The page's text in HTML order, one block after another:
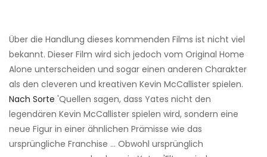
Über die Handlung dieses kommenden Films ist nicht viel
bekannt. Dieser Film wird sich jedoch vom Original Home
Alone unterscheiden und sogar einen anderen Charakter
als den cleveren und kreativen Kevin McCallister spielen.
Nach Sorte 'Quellen sagen, dass Yates nicht den
legendären Kevin McCallister spielen wird, sondern eine
neue Figur in einer ähnlichen Prämisse wie das
ursprüngliche Franchise ... Obwohl ursprünglich